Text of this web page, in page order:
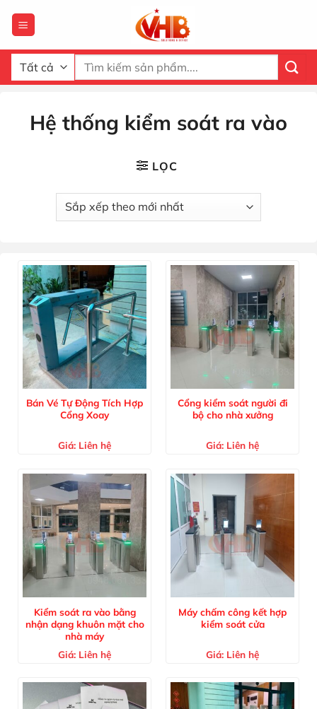
qua
dung
Tìm
kiếm:
Hệ thống kiểm soát ra vào
LỌC
Bán Vé Tự Động Tích Hợp
Cổng Xoay
Giá: Liên hệ
Cổng kiểm soát người đi
bộ cho nhà xưởng
Giá: Liên hệ
Kiểm soát ra vào bằng
nhận dạng khuôn mặt cho
nhà máy
Giá: Liên hệ
Máy chấm công kết hợp
kiểm soát cửa
Giá: Liên hệ